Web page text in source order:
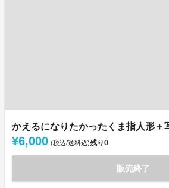
かえるになりたかったくま指人形＋
¥6,000 (税込/送料込)残り0
販売終了